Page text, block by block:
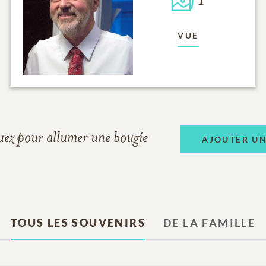
VUE
pour allumer une bougie AJOUTER
TOUS LES SOUVENIRS DE LA FAMILLE